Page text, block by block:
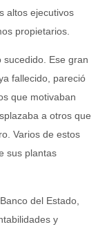
altos ejecutivos
propietarios.
sucedido. Ese gran
fallecido, pareció
que motivaban
a otros que
Varios de estos
sus plantas
del Estado,
y